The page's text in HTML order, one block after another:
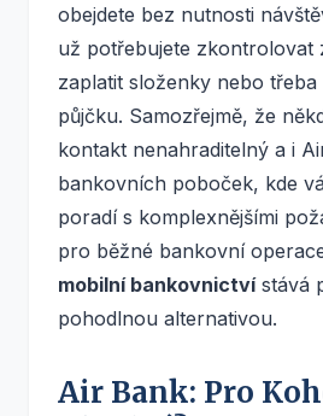
obejdete bez nutnosti
už potřebujete zkontrolovat
zaplatit složenky nebo třeba
půjčku. Samozřejmě, že
kontakt nenahraditelný a i
bankovních poboček, kde
poradí s komplexnějšími
pro běžné bankovní
mobilní bankovnictvístává
pohodlnou alternativou.
Air Bank: Pro